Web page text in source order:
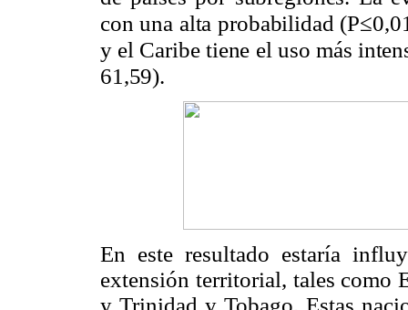
con una alta probabilidad
y el Caribe tiene el uso más
61,59).
En este resultado estaría
extensión territorial, tales como